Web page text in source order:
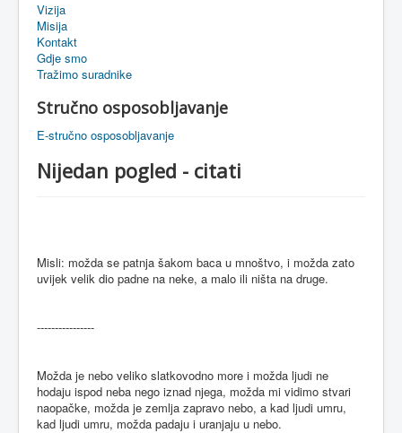
Vizija
Misija
Kontakt
Gdje smo
Tražimo suradnike
Stručno osposobljavanje
E-stručno osposobljavanje
Nijedan pogled - citati
Misli: možda se patnja šakom baca u mnoštvo, i možda zato
uvijek velik dio padne na neke, a malo ili ništa na druge.
----------------
Možda je nebo veliko slatkovodno more i možda ljudi ne
hodaju ispod neba nego iznad njega, možda mi vidimo stvari
naopačke, možda je zemlja zapravo nebo, a kad ljudi umru,
kad ljudi umru, možda padaju i uranjaju u nebo.